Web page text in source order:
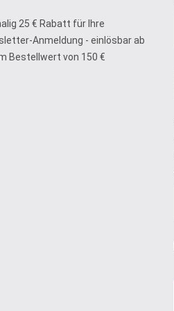
25 € Rabatt für Ihre
Anmeldung - einlösbar ab
Bestellwert von 150 €